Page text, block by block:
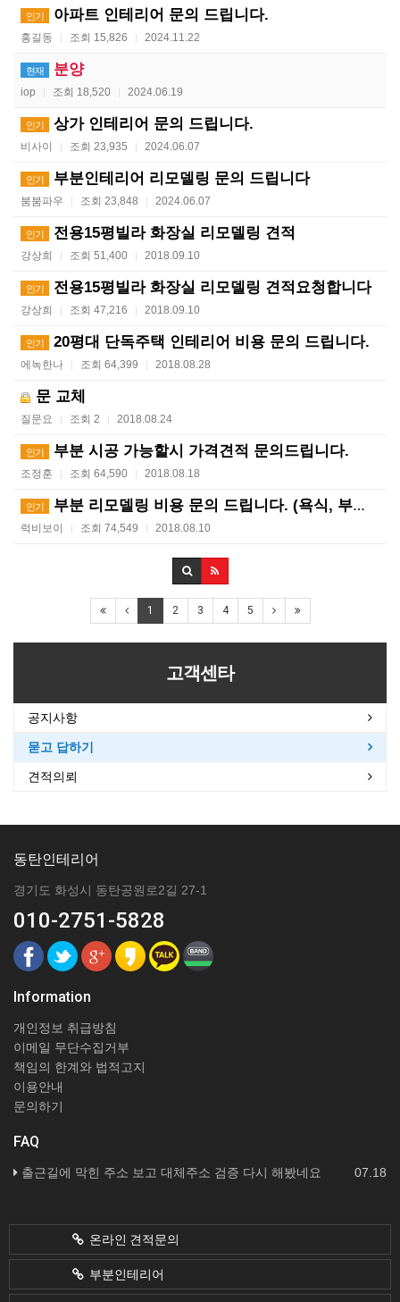
인기 아파트 인테리어 문의 드립니다.
홍길동 | 조회 15,826 | 2024.11.22
현재 분양
iop | 조회 18,520 | 2024.06.19
인기 상가 인테리어 문의 드립니다.
비사이 | 조회 23,935 | 2024.06.07
인기 부분인테리어 리모델링 문의 드립니다
붐붐파우 | 조회 23,848 | 2024.06.07
인기 전용15평빌라 화장실 리모델링 견적
강상희 | 조회 51,400 | 2018.09.10
인기 전용15평빌라 화장실 리모델링 견적요청합니다
강상희 | 조회 47,216 | 2018.09.10
인기 20평대 단독주택 인테리어 비용 문의 드립니다.
에녹한나 | 조회 64,399 | 2018.08.28
문 교체
질문요 | 조회 2 | 2018.08.24
인기 부분 시공 가능할시 가격견적 문의드립니다.
조정훈 | 조회 64,590 | 2018.08.18
인기 부분 리모델링 비용 문의 드립니다. (욕식, 부엌, 방…
럭비보이 | 조회 74,549 | 2018.08.10
1 2 3 4 5
고객센타
공지사항
묻고 답하기
견적의뢰
동탄인테리어
경기도 화성시 동탄공원로2길 27-1
010-2751-5828
Information
개인정보 취급방침
이메일 무단수집거부
책임의 한계와 법적고지
이용안내
문의하기
FAQ
07.18
출근길에 막힌 주소 보고 대체주소 검증 다시 해봤네요
온라인 견적문의
부분인테리어